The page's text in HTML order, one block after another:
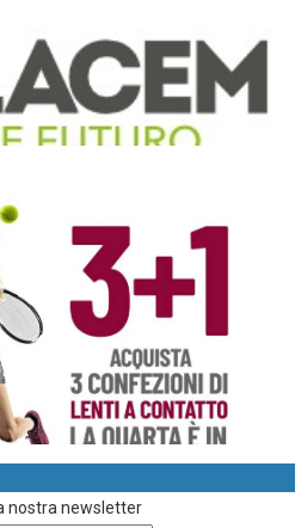
nostra newsletter